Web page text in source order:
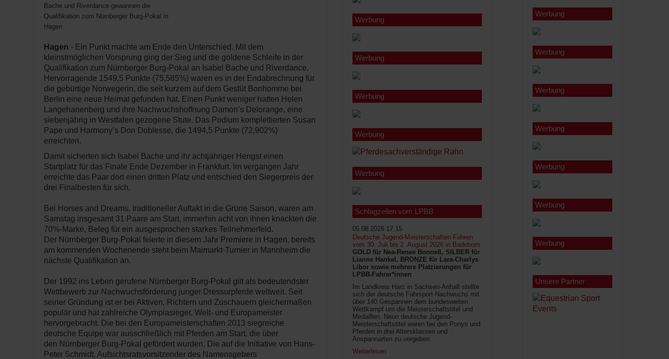
Bache und Riverdance gewannen die
Qualifikation zum Nürnberger Burg-Pokal in
Hagen
Hagen - Ein Punkt machte am Ende den Unterschied. Mit dem
kleinstmöglichen Vorsprung ging der Sieg und die goldene Schleife in der
Qualifikation zum Nürnberger Burg-Pokal an Isabel Bache und Riverdance.
Hervorragende 1549,5 Punkte (75,585%) waren es in der Endabrechnung für
die gebürtige Norwegerin, die seit kurzem auf dem Gestüt Bonhomme bei
Berlin eine neue Heimat gefunden hat. Einen Punkt weniger hatten Helen
Langehanenberg und ihre Nachwuchshoffnung Damon’s Delorange, eine
siebenjährig in Westfalen gezogene Stute. Das Podium komplettierten Susan
Pape und Harmony’s Don Doblesse, die 1494,5 Punkte (72,902%)
erreichten.
Damit sicherten sich Isabel Bache und ihr achtjähriger Hengst einen
Startplatz für das Finale Ende Dezember in Frankfurt. Im vergangen Jahr
erreichte das Paar dort einen dritten Platz und entschied den Siegerpreis der
drei Finalbesten für sich.
Bei Horses and Dreams, traditioneller Auftakt in die Grüne Saison, waren am
Samstag insgesamt 31 Paare am Start, immerhin acht von ihnen knackten die
70%-Marke, Beleg für ein ausgesprochen starkes Teilnehmerfeld.
Der Nürnberger Burg-Pokal feierte in diesem Jahr Premiere in Hagen, bereits
am kommenden Wochenende steht beim Maimarkt-Turnier in Mannheim die
nächste Qualifikation an.
Der 1992 ins Leben gerufene Nürnberger Burg-Pokal gilt als bedeutendster
Wettbewerb zur Nachwuchsförderung junger Dressurpferde weltweit. Seit
seiner Gründung ist er bei Aktiven, Richtern und Zuschauern gleichermaßen
populär und hat zahlreiche Olympiasieger, Welt- und Europameister
hervorgebracht. Die bei den Europameisterschaften 2013 siegreiche
deutsche Equipe war ausschließlich mit Pferden am Start, die über
den Nürnberger Burg-Pokal gefördert wurden. Die auf die Initiative von Hans-
Peter Schmidt, Aufsichtsratsvorsitzender des Namensgebers
Werbung
Werbung
Werbung
Werbung
Werbung
Schlagzeilen vom LPBB
05.08.2026 17:15
Deutsche Jugend-Meisterschaften Fahren
vom 30. Juli bis 2. August 2026 in Badeborn
GOLD für Nea-Renee Bonneß, SILBER für
Lianne Hankel, BRONZE für Lara-Charlys
Libor sowie mehrere Platzierungen für
LPBB-Fahrer*innen
Im Landkreis Harz in Sachsen-Anhalt stellte
sich der deutsche Fahrsport-Nachwuchs mit
über 140 Gespannen dem bundesweiten
Wettkampf um die Meisterschaftstitel und
Medaillen. Neun deutsche Jugend-
Meisterschaftstitel waren bei den Ponys und
Pferden in drei Altersklassen und
Anspannarten zu vergeben.
Weiterlesen
Werbung
Werbung
Werbung
Werbung
Werbung
Werbung
Werbung
Unsere Partner